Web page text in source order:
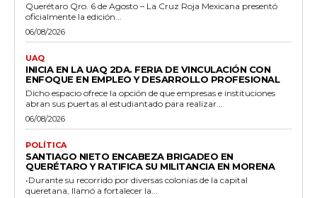
Querétaro Qro. 6 de Agosto – La Cruz Roja Mexicana presentó
oficialmente la edición...
06/08/2026
UAQ
INICIA EN LA UAQ 2DA. FERIA DE VINCULACIÓN CON
ENFOQUE EN EMPLEO Y DESARROLLO PROFESIONAL
Dicho espacio ofrece la opción de que empresas e instituciones
abran sus puertas al estudiantado para realizar...
06/08/2026
POLÍTICA
SANTIAGO NIETO ENCABEZA BRIGADEO EN
QUERÉTARO Y RATIFICA SU MILITANCIA EN MORENA
•Durante su recorrido por diversas colonias de la capital
queretana, llamó a fortalecer la...